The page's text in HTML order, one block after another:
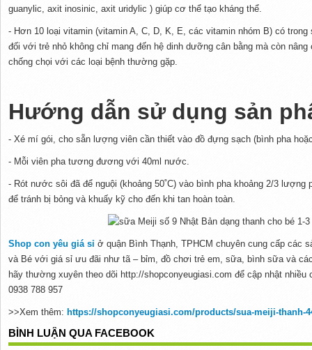
guanylic, axit inosinic, axit uridylic ) giúp cơ thể tạo kháng thể.
- Hơn 10 loại vitamin (vitamin A, C, D, K, E, các vitamin nhóm B) có
đối với trẻ nhỏ không chỉ mang đến hệ dinh dưỡng cân bằng mà còn
chống chọi với các loại bệnh thường gặp.
Hướng dẫn sử dụng sản
- Xé mí gói, cho sẵn lượng viên cần thiết vào đồ đựng sạch (bình pha
- Mỗi viên pha tương đương với 40ml nước.
- Rót nước sôi đã để nguội (khoảng 50˚C) vào bình pha khoảng 2/3
để tránh bị bỏng và khuấy kỹ cho đến khi tan hoàn toàn.
Shop con yêu giá sỉở quận Bình Thạnh, TPHCM chuyên cung cấp các
và Bé với giá sỉ ưu đãi như tã – bỉm, đồ chơi trẻ em, sữa, bình sữa và
hãy thường xuyên theo dõi http://shopconyeugiasi.com để cập nhật
0938 788 957
>>Xem thêm: https://shopconyeugiasi.com/products/sua-meiji-thanh-
BÌNH LUẬN QUA FACEBOOK